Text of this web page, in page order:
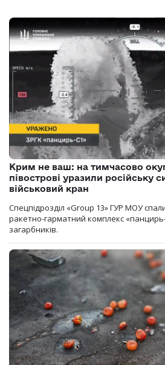
Крим не ваш: на тимчасово
півострові уразили російську
військовий кран
Спецпідрозділ «Group 13» ГУР МОУ
ракетно-гарматний комплекс
загарбників.